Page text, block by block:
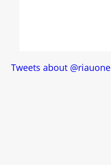
Tweets about @riauone